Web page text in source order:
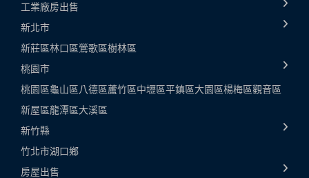
工業廠房出售
新北市
新莊區林口區鶯歌區樹林區
桃園市
桃園區龜山區八德區蘆竹區中壢區平鎮區大園區楊梅區觀音區
新屋區龍潭區大溪區
新竹縣
竹北市湖口鄉
房屋出售